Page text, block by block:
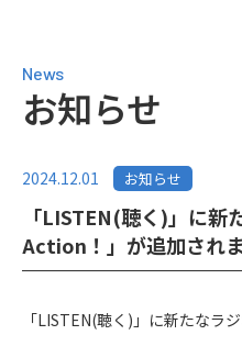
News
お知らせ
2024.12.01 お知らせ
「LISTEN(聴く)」に新
Action！」が追加されま
「LISTEN(聴く)」に新たなラ